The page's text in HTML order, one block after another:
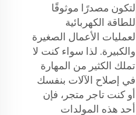
لتكون مصدرًا موثوقًا
للطاقة الكهربائية
لعمليات الأعمال الصغيرة
والكبيرة. لذا سواء كنت لا
تملك الكثير من المهارة
في إصلاح الآلات بنفسك
أو كنت تاجر متجر، فإن
أحد هذه المولدات